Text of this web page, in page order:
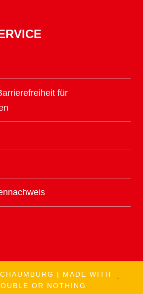
für
| MADE WITH
OR NOTHING